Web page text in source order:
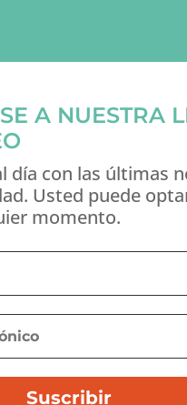
A NUESTRA
día con las últimas
Usted puede
momento.
Suscribir